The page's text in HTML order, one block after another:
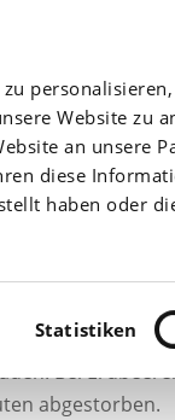
Website zu
an unsere
diese
haben oder
Statistiken
Aktuell
Bei
abgestorben.